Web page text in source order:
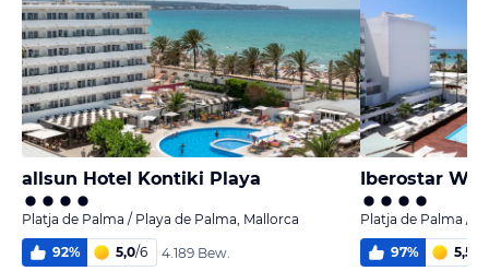
allsun Hotel Kontiki Playa
Platja de Palma / Playa de Palma, Mallorca
92% 5,0/6 4.189 Bew.
Iberostar
Platja de Palma /
97% 5,5